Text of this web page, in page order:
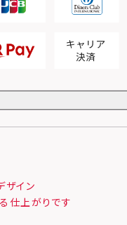
ザイン
仕上がりです